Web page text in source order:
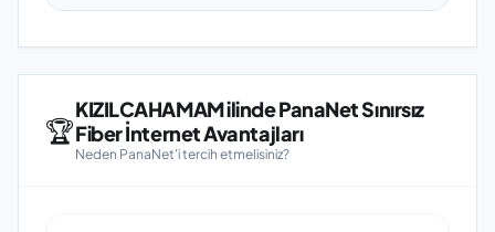
🏆
KIZILCAHAMAM ilinde PanaNet Sınırsız
Fiber İnternet Avantajları
Neden PanaNet'i tercih etmelisiniz?